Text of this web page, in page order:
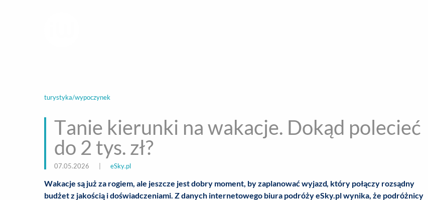
turystyka/wypoczynek
Tanie kierunki na wakacje. Dokąd polecieć
do 2 tys. zł?
07.05.2026 eSky.pl
Wakacje są już za rogiem, ale jeszcze jest dobry moment, by zaplanować wyjazd, który połączy rozsądny
budżet z jakością i doświadczeniami. Z danych internetowego biura podróży eSky.pl wynika, że podróżnicy